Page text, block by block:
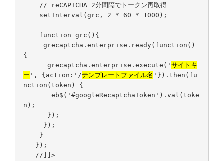
// reCAPTCHA 2分間隔でトークン再取得
setInterval(grc, 2 * 60 * 1000);
function grc(){
grecaptcha.enterprise.ready(function()
{
grecaptcha.enterprise.execute(' サイトキ
ー ', {action:'/テンプレートファイル名 '}).then(fu
nction(token) {
eb$('#googleRecaptchaToken').val(toke
n);
});
});
}
});
//]]>